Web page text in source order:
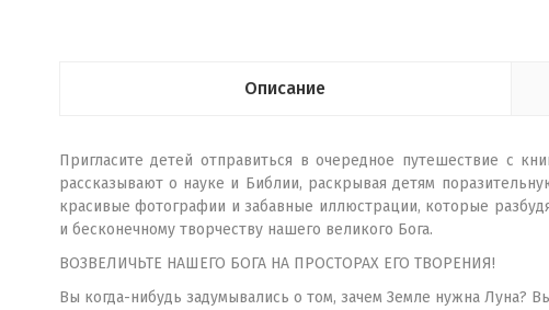
Описание
Пригласите детей отправиться в очередное путешествие с
рассказывают о науке и Библии, раскрывая детям
красивые фотографии и забавные иллюстрации, которые
и бесконечному творчеству нашего ве­ликого Бога.
ВОЗВЕЛИЧЬТЕ НАШЕГО БОГА НА ПРОСТОРАХ ЕГО ТВОРЕНИЯ!
Вы когда-нибудь задумывались о том, зачем Земле нужна Луна?